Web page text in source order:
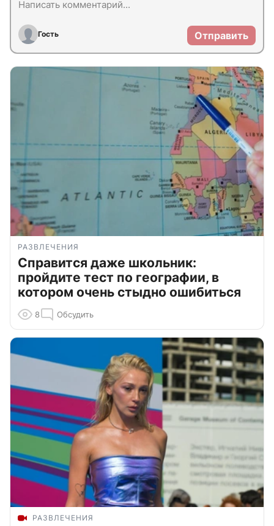
Гость Отправить
РАЗВЛЕЧЕНИЯ
Справится даже школьник:
пройдите тест по географии, в
котором очень стыдно ошибиться
8 Обсудить
РАЗВЛЕЧЕНИЯ